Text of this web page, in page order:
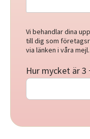
Vi behandlar dina
till dig som
via länken i våra
Hur mycket är 3